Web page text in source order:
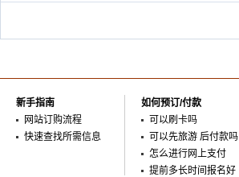
新手指南
网站订购流程
快速查找所需信息
如何预订/付款
可以刷卡吗
可以先旅游 后付款吗
怎么进行网上支付
提前多长时间报名好